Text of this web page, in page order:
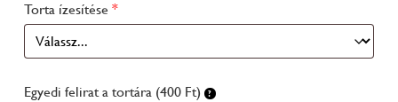
Egyedi felirat a tortára (400 Ft)
Torta ízesítése *